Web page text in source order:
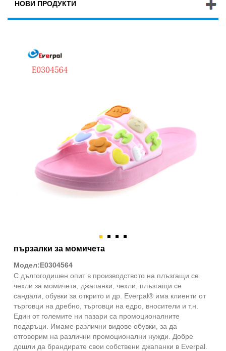
НОВИ ПРОДУКТИ
пързалки за момичета
Модел:E0304564
С дългогодишен опит в производството на плъзгащи се
чехли за момичета, джапанки, чехли, плъзгащи се
сандали, обувки за открито и др. Everpal® има клиенти от
търговци на дребно, търговци на едро, вносители и т.н.
Един от големите ни пазари са промоционалните
подаръци. Имаме различни видове обувки, за да
отговорим на различни промоционални нужди. Добре
дошли да брандирате свои собствени джапанки в Everpal.